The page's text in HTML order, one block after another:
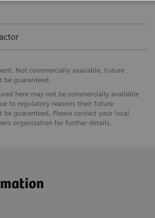
Not commercially available. Future
be guaranteed.
here may not be commercially available
to regulatory reasons their future
guaranteed. Please contact your local
organization for further details.